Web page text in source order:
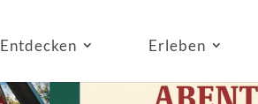
Entdecken Erleben